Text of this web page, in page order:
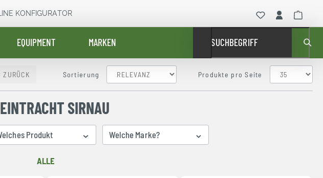
KONFIGURATOR
EQUIPMENT MARKEN SUCHBEGRIFF
ZURÜCK Sortierung Produkte pro Seite
SIRNAU
Produkt Welche Marke?
ALLE